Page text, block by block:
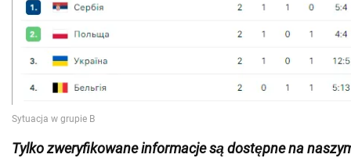
Tylkozweryfikowane informacje są dostępne na